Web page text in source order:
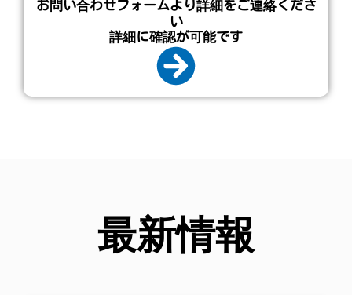
お問い合わせフォームより詳細をご連絡くださ
い
詳細に確認が可能です
最新情報